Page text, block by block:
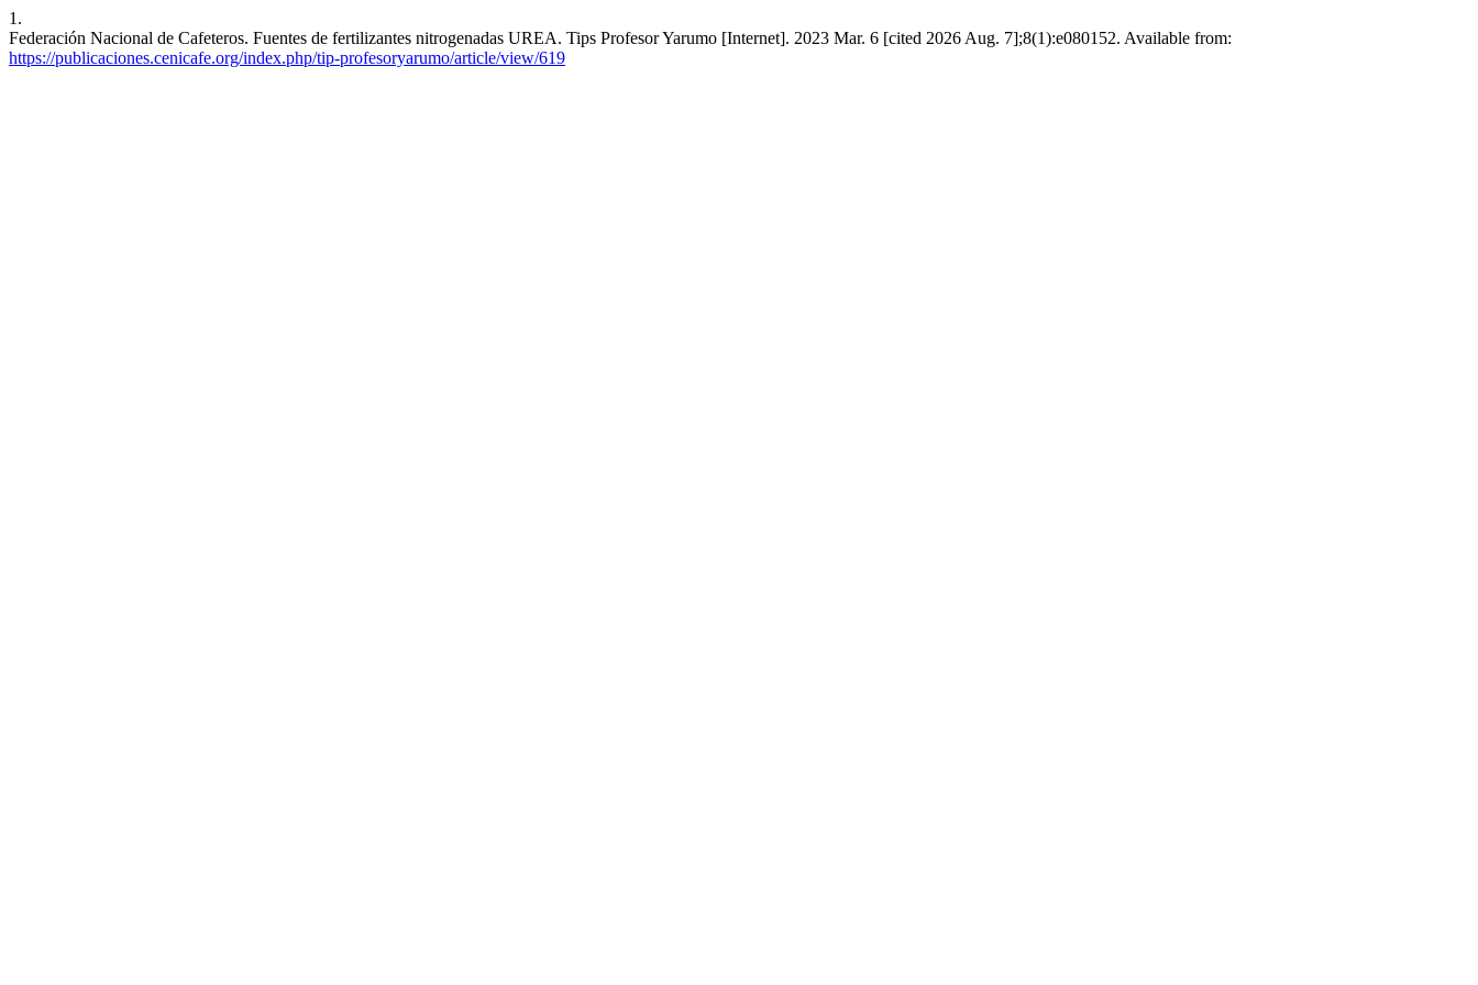
1.
Federación Nacional de Cafeteros. Fuentes de fertilizantes nitrogenadas UREA. Tips Profesor Yarumo [Internet]. 2023 Mar. 6 [cited 2026 Aug. 7];8(1):e080152. Available from:
https://publicaciones.cenicafe.org/index.php/tip-profesoryarumo/article/view/619